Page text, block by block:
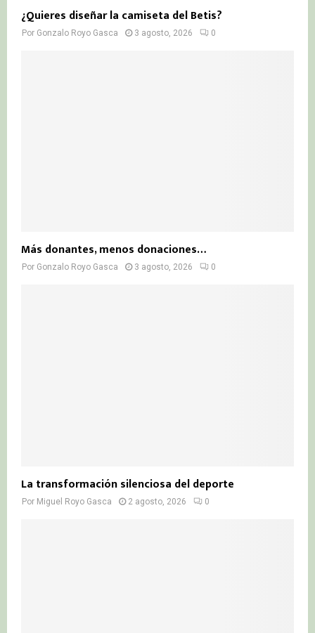
¿Quieres diseñar la camiseta del Betis?
Por Gonzalo Royo Gasca 3 agosto, 2026 0
Más donantes, menos donaciones…
Por Gonzalo Royo Gasca 3 agosto, 2026 0
La transformación silenciosa del deporte
Por Miguel Royo Gasca 2 agosto, 2026 0